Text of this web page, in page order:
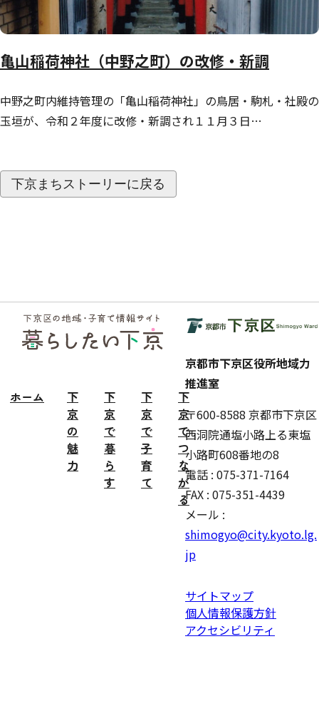
亀山稲荷神社（中野之町）の改修・新調
中野之町内維持管理の「亀山稲荷神社」の鳥居・駒札・社殿の
玉垣が、令和２年度に改修・新調され１１月３日…
下京まちストーリーに戻る
フッ
ター
ホーム
下
京
の
魅
力
下
京
で
暮
ら
す
下
京
で
子
育
て
下
京
で
つ
な
が
る
京都市下京区役所地域力
推進室
〒600-8588 京都市下京区
西洞院通塩小路上る東塩
小路町608番地の8
電話 : 075-371-7164
FAX : 075-351-4439
メール :
shimogyo@city.kyoto.lg.
jp
サイトマップ
個人情報保護方針
アクセシビリティ